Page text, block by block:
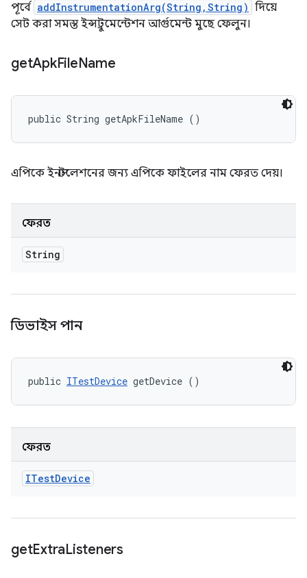
পূর্বে addInstrumentationArg(String,String) দিয়ে
সেট করা সমস্ত ইন্সট্রুমেন্টেশন আর্গুমেন্ট মুছে ফেলুন।
getApkFileName
public String getApkFileName ()
এপিকে ইনস্টলেশনের জন্য এপিকে ফাইলের নাম ফেরত দেয়।
ফেরত
String
ডিভাইস পান
public ITestDevice getDevice ()
ফেরত
ITestDevice
getExtraListeners